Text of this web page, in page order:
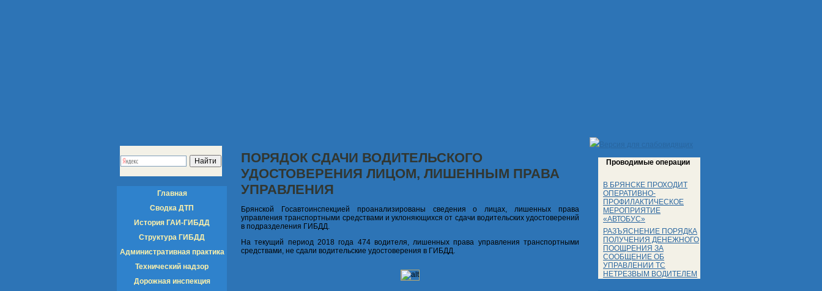
Главная
Сводка ДТП
История ГАИ-ГИБДД
Структура ГИБДД
Административная практика
Технический надзор
Дорожная инспекция
ПОРЯДОК СДАЧИ ВОДИТЕЛЬСКОГО
УДОСТОВЕРЕНИЯ ЛИЦОМ, ЛИШЕННЫМ ПРАВА
УПРАВЛЕНИЯ
Брянской Госавтоинспекцией проанализированы сведения о лицах, лишенных права
управления транспортными средствами и уклоняющихся от сдачи водительских удостоверений
в подразделения ГИБДД.
На текущий период 2018 года 474 водителя, лишенных права управления транспортными
средствами, не сдали водительские удостоверения в ГИБДД.
Проводимые операции
В БРЯНСКЕ ПРОХОДИТ
ОПЕРАТИВНО-
ПРОФИЛАКТИЧЕСКОЕ
МЕРОПРИЯТИЕ
«АВТОБУС»
РАЗЪЯСНЕНИЕ ПОРЯДКА
ПОЛУЧЕНИЯ ДЕНЕЖНОГО
ПООЩРЕНИЯ ЗА
СООБЩЕНИЕ ОБ
УПРАВЛЕНИИ ТС
НЕТРЕЗВЫМ ВОДИТЕЛЕМ